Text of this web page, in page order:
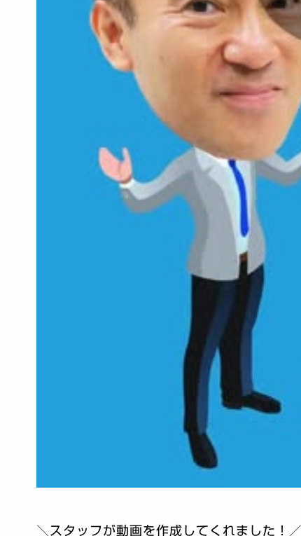
＼スタッフが動画を作成してくれました！／